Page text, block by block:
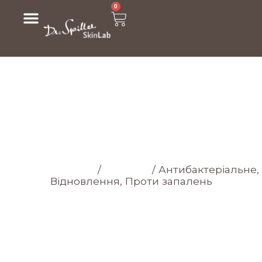
0
/ / Антибактеріальне,
Відновлення, Проти запалень